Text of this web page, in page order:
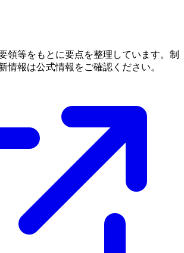
領等をもとに要点を整理しています。制
情報は公式情報をご確認ください。